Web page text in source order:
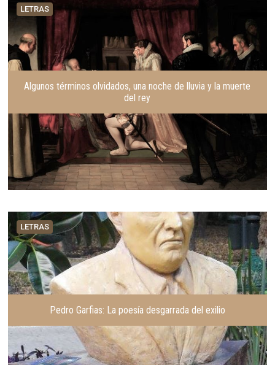
LETRAS
Algunos términos olvidados, una noche de lluvia y la muerte
del rey
LETRAS
Pedro Garfias: La poesía desgarrada del exilio